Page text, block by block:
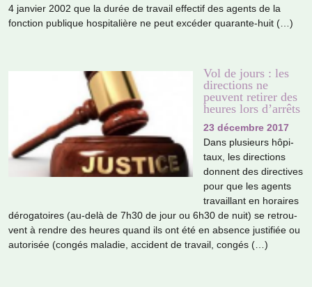
4 jan­vier 2002 que la durée de tra­vail effec­tif des agents de la
fonc­tion publi­que hos­pi­ta­lière ne peut excé­der qua­rante-huit (…)
Vol de jours : les
directions ne
peuvent retirer des
heures lors d’arrêts
23 décembre 2017
Dans plu­sieurs hôpi­
taux, les direc­tions
don­nent des direc­ti­ves
pour que les agents
tra­vaillant en horai­res
déro­ga­toi­res (au-delà de 7h30 de jour ou 6h30 de nuit) se retrou­
vent à rendre des heures quand ils ont été en absence jus­ti­fiée ou
auto­ri­sée (congés mala­die, acci­dent de tra­vail, congés (…)